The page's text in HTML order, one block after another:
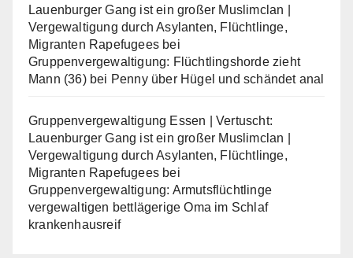
Lauenburger Gang ist ein großer Muslimclan |
Vergewaltigung durch Asylanten, Flüchtlinge,
Migranten Rapefugees bei
Gruppenvergewaltigung: Flüchtlingshorde zieht
Mann (36) bei Penny über Hügel und schändet anal
Gruppenvergewaltigung Essen | Vertuscht:
Lauenburger Gang ist ein großer Muslimclan |
Vergewaltigung durch Asylanten, Flüchtlinge,
Migranten Rapefugees bei
Gruppenvergewaltigung: Armutsflüchtlinge
vergewaltigen bettlägerige Oma im Schlaf
krankenhausreif